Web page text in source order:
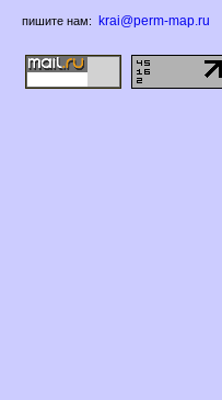
пишите нам: krai@perm-map.ru